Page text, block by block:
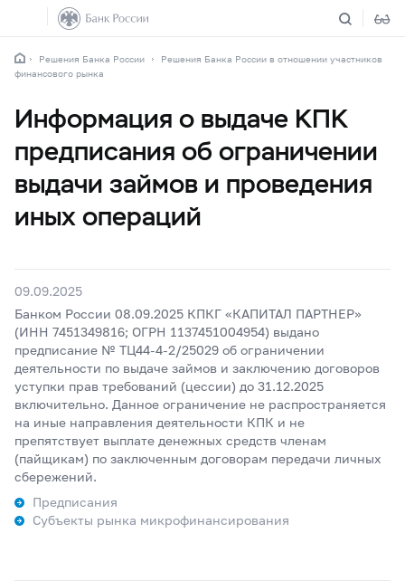
Решения Банка России
Решения Банка России в отношении участников
финансового рынка
Информация о выдаче КПК
предписания об ограничении
выдачи займов и проведения
иных операций
09.09.2025
Банком России 08.09.2025 КПКГ «КАПИТАЛ ПАРТНЕР»
(ИНН 7451349816; ОГРН 1137451004954) выдано
предписание № ТЦ44-4-2/25029 об ограничении
деятельности по выдаче займов и заключению договоров
уступки прав требований (цессии) до 31.12.2025
включительно. Данное ограничение не распространяется
на иные направления деятельности КПК и не
препятствует выплате денежных средств членам
(пайщикам) по заключенным договорам передачи личных
сбережений.
Предписания
Субъекты рынка микрофинансирования